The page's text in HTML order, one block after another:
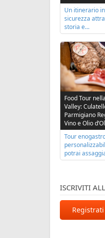
Un itinerario
sicurezza
storia e…
Food Tour
Valley:
Parmigiano
Vino e Olio
Tour
potrai
ISCRIVITI
Registrati